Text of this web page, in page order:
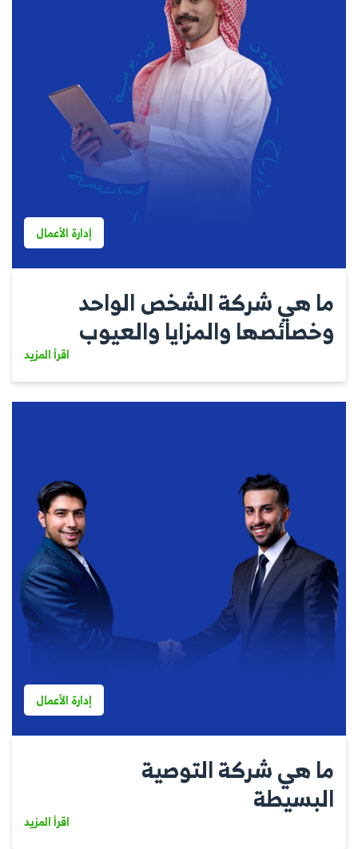
إدارة الأعمال
ما هي شركة الشخص الواحد
وخصائصها والمزايا والعيوب
اقرأ المزيد
إدارة الأعمال
ما هي شركة التوصية
البسيطة
اقرأ المزيد